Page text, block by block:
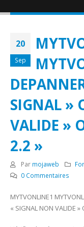
20
Sep
SIGNAL »
VALIDE »
2.2 »
Par mojaweb
0 Commentaires
MYTVONLINE1
« SIGNAL NON VALIDE »